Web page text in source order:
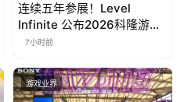
连续五年参展！Level
Infinite 公布2026科隆游戏
展产品阵容
7小时前
游戏业界